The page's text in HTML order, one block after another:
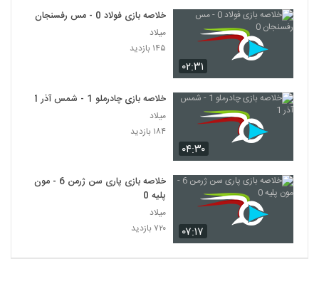
۰۲:۳۱
خلاصه بازی فولاد 0 - مس رفسنجان 0
میلاد
۱۴۵ بازدید
۰۴:۳۰
خلاصه بازی چادرملو 1 - شمس آذر 1
میلاد
۱۸۴ بازدید
۰۷:۱۷
خلاصه بازی پاری سن ژرمن 6 - مون
پلیه 0
میلاد
۷۲۰ بازدید